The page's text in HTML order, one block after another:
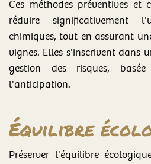
Ces méthodes préventives et
réduire significativement
chimiques, tout en assurant
vignes. Elles s'inscrivent dans
gestion des risques,
l'anticipation.
Équilibre
Préserver l'équilibre